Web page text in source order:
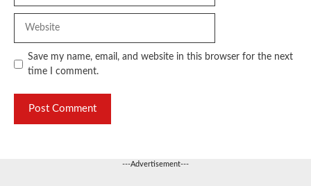
Save my name, email, and website in this browser for the next
time I comment.
---Advertisement---